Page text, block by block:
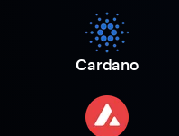
Cardano